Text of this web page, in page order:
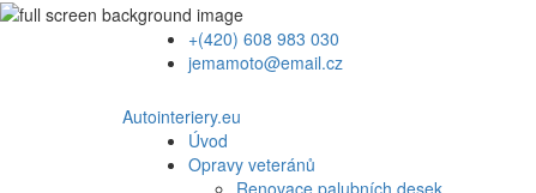
+(420) 608 983 030
jemamoto@email.cz
Autointeriery.eu
Úvod
Opravy veteránů
Renovace palubních desek